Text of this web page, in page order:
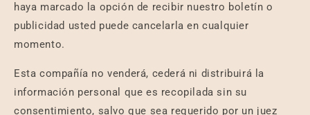
haya marcado la opción de recibir nuestro boletín o
publicidad usted puede cancelarla en cualquier
momento.
Esta compañía no venderá, cederá ni distribuirá la
información personal que es recopilada sin su
consentimiento, salvo que sea requerido por un juez